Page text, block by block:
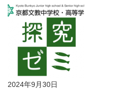
2024年9月30日